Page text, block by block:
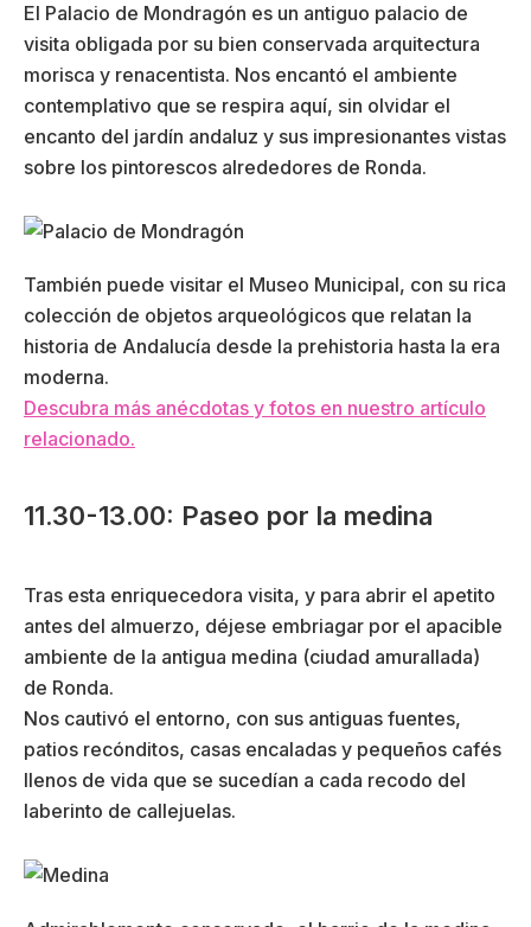
El Palacio de Mondragón es un antiguo palacio de
visita obligada por su bien conservada arquitectura
morisca y renacentista. Nos encantó el ambiente
contemplativo que se respira aquí, sin olvidar el
encanto del jardín andaluz y sus impresionantes vistas
sobre los pintorescos alrededores de Ronda.
También puede visitar el Museo Municipal, con su rica
colección de objetos arqueológicos que relatan la
historia de Andalucía desde la prehistoria hasta la era
moderna.
Descubra más anécdotas y fotos en nuestro artículo
relacionado.
11.30-13.00: Paseo por la medina
Tras esta enriquecedora visita, y para abrir el apetito
antes del almuerzo, déjese embriagar por el apacible
ambiente de la antigua medina (ciudad amurallada)
de Ronda.
Nos cautivó el entorno, con sus antiguas fuentes,
patios recónditos, casas encaladas y pequeños cafés
llenos de vida que se sucedían a cada recodo del
laberinto de callejuelas.